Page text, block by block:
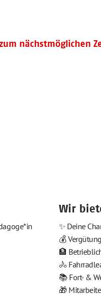
nächstmöglichen
Wir
✨ Deine
💰
🏦
🚴‍
📚 Fort- &
🎁